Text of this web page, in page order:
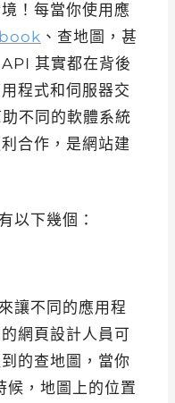
！每當你使用應
、查地圖，甚
其實都在背後
程式和伺服器交
不同的軟體系統
合作，是網站建
以下幾個：
讓不同的應用程
網頁設計人員可
的查地圖，當你
候，地圖上的位置